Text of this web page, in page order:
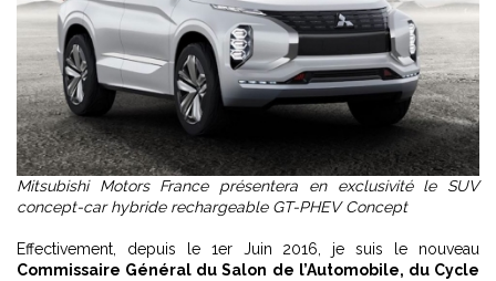
Mitsubishi Motors France présentera en exclusivité le SUV
concept-car hybride rechargeable GT-PHEV Concept
Effectivement, depuis le 1er Juin 2016, je suis le nouveau
Commissaire Général du Salon de l’Automobile, du Cycle